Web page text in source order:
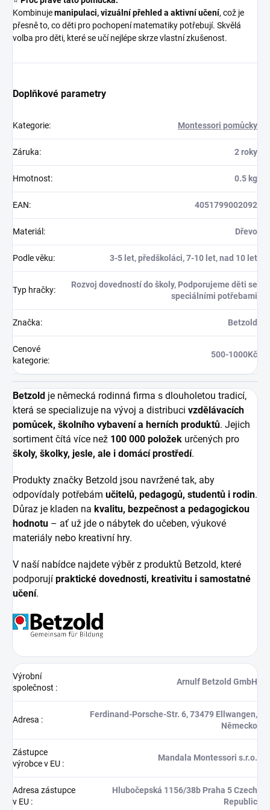
Kombinujemanipulaci, vizuální přehled a aktivní učení, což je
přesně to, co děti pro pochopení matematiky potřebují. Skvělá
volba pro děti, které se učí nejlépe skrze vlastní zkušenost.
Doplňkové parametry
Kategorie: Montessori pomůcky
Záruka: 2 roky
Hmotnost: 0.5 kg
EAN: 4051799002092
Materiál : Dřevo
Podle věku: 3-5 let, předškoláci, 7-10 let, nad 10 let
Typ hračky:
Rozvoj dovedností do školy, Podporujeme děti se
speciálními potřebami
Značka: Betzold
Cenové
kategorie:
500-1000Kč
Betzold je německá rodinná firma s dlouholetou tradicí,
která se specializuje na vývoj a distribuci vzdělávacích
pomůcek, školního vybavení a herních produktů. Jejich
sortiment čítá více než 100 000 položek určených pro
školy, školky, jesle, ale i domácí prostředí.
Produkty značky Betzold jsou navržené tak, aby
odpovídaly potřebám učitelů, pedagogů, studentů i rodin.
Důraz je kladen na kvalitu, bezpečnost a pedagogickou
hodnotu – ať už jde o nábytek do učeben, výukové
materiály nebo kreativní hry.
V naší nabídce najdete výběr z produktů Betzold, které
podporují praktické dovednosti, kreativitu i samostatné
učení.
Výrobní
společnost :
Arnulf Betzold GmbH
Adresa :
Ferdinand-Porsche-Str. 6, 73479 Ellwangen,
Německo
Zástupce
výrobce v EU :
Mandala Montessori s.r.o.
Adresa zástupce
v EU :
Hlubočepská 1156/38b Praha 5 Czech
Republic